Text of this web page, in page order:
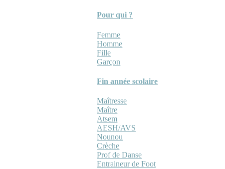
Pour qui ?
Femme
Homme
Fille
Garçon
Fin année scolaire
Maîtresse
Maître
Atsem
AESH/AVS
Nounou
Crèche
Prof de Danse
Entraineur de Foot